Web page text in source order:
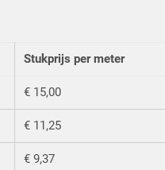
Stukprijs per meter
€ 15,00
€ 11,25
€ 9,37